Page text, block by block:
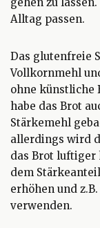
Alltag passen.
Das glutenfreie
Vollkornmehl
ohne künstliche
habe das Brot
Stärkemehl
allerdings wird
das Brot luftiger
dem
erhöhen und
verwenden.